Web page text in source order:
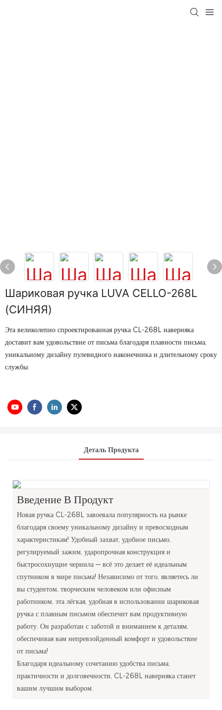
Шариковая ручка LUVA CELLO-268L
(СИНЯЯ)
Эта великолепно спроектированная ручка CL-268L наверняка
доставит вам удовольствие от письма благодаря плавности письма,
уникальному дизайну пулевидного наконечника и длительному сроку
службы.
Деталь Продукта
Введение В Продукт
Новая ручка CL-268L завоевала популярность на рынке
благодаря своему уникальному дизайну и превосходным
характеристикам! Удобный захват, удобное письмо,
регулируемый зажим, ударопрочная конструкция и
быстросохнущие чернила — всё это делает её идеальным
спутником в мире письма! Независимо от того, являетесь ли
вы студентом, творческим человеком или офисным
работником, эта лёгкая, удобная в использовании шариковая
ручка с плавным письмом обеспечит вам продуктивную
работу. Он разработан с заботой и вниманием к деталям,
обеспечивая вам непревзойденный комфорт и удовольствие
от письма!
Благодаря идеальному сочетанию удобства письма,
практичности и долговечности, CL-268L наверняка станет
вашим лучшим выбором.